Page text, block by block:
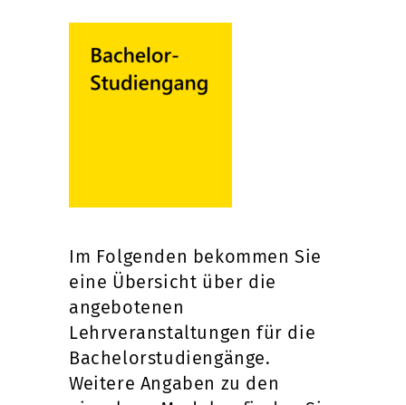
Im Folgenden bekommen Sie
eine Übersicht über die
angebotenen
Lehrveranstaltungen für die
Bachelorstudiengänge.
Weitere Angaben zu den